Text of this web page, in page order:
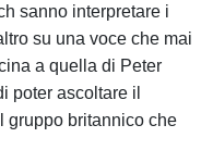
sanno interpretare i
su una voce che mai
a quella di Peter
poter ascoltare il
gruppo britannico che